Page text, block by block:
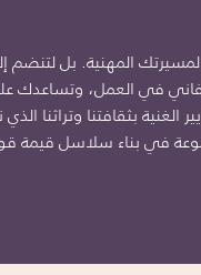
المهنية. بل لتنضم
في العمل، وتساعدك
بثقافتنا وتراثنا